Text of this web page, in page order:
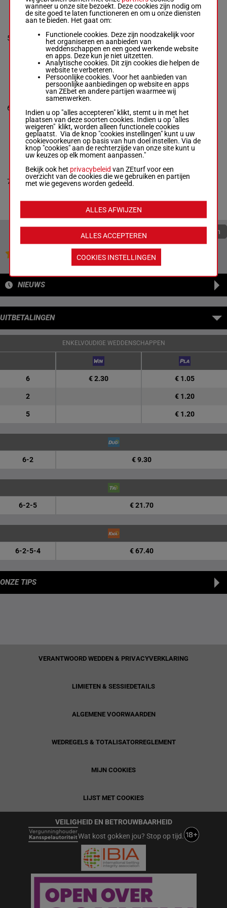
5
ARMY MEDIC
Jonathan
Heather Irion
M/3 -54
8p (25) 11p 2p
M/354 kg
8p (25)
11p 2p
5
6
MISS MAGICAL
Edwin Gonzalez
Laura Cazares
Box: 6 -M/3 -
54
2p 8p 7p 7p (25)
M/3
7p (25) 4p
7
VALLEY OF
Renzo Rojas-
Herold Simms
Box: 7 -M/5 -
5p 6p 5p 7p (25)
M/556.5
kg
5p 6p 5p
7p (25) 6p 7
Quoteringen verversen
Jouw favoriete paarden
NIEUWS
UITBETALINGEN
ENKELVOUDIGE WEDDENSCHAPPEN
6 € 2.30 € 1.05
2 € 1.20
5 € 1.20
6-2 € 9.30
6-2-5 € 21.70
6-2-5-4 € 67.40
ONZE TIPS
VERANTWOORD WEDDEN & PRIVACYVERKLARING
LIMIETEN & SESSIEDETAILS
ALGEMENE VOORWAARDEN
WEDREGELS & TOTALISATORREGLEMENT
MIJN COOKIES
LIJST MET COOKIES
VEILIGHEID EN BETROUWBAARHEID
Wat kost gokken jou? Stop op tijd.
wanneer u onze site bezoekt. Deze cookies zijn nodig om
de site goed te laten functioneren en om u onze diensten
aan te bieden. Het gaat om:
Functionele cookies. Deze zijn noodzakelijk voor
het organiseren en aanbieden van
weddenschappen en een goed werkende website
en apps. Deze kun je niet uitzetten.
Analytische cookies. Dit zijn cookies die helpen de
website te verbeteren.
Persoonlijke cookies. Voor het aanbieden van
persoonlijke aanbiedingen op website en apps
van ZEbet en andere partijen waarmee wij
samenwerken.
Indien u op "alles accepteren" klikt, stemt u in met het
plaatsen van deze soorten cookies. Indien u op "alles
weigeren" klikt, worden alleen functionele cookies
geplaatst. Via de knop "cookies instellingen" kunt u uw
cookievoorkeuren op basis van hun doel instellen. Via de
knop "cookies" aan de rechterzijde van onze site kunt u
uw keuzes op elk moment aanpassen."
Bekijk ook het privacybeleid van ZEturf voor een
overzicht van de cookies die we gebruiken en partijen
met wie gegevens worden gedeeld.
ALLES ACCEPTEREN
ALLES AFWIJZEN
COOKIES INSTELLINGEN